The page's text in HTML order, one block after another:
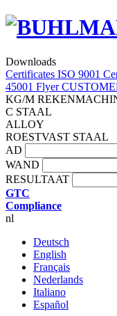
Downloads
Certificates ISO 9001
45001 Flyer
KG/M
C STAAL
ALLOY
ROESTVAST STAAL
AD
WAND
RESULTAAT
GTC
Compliance
nl
Deutsch
English
Français
Nederlands
Italiano
Español